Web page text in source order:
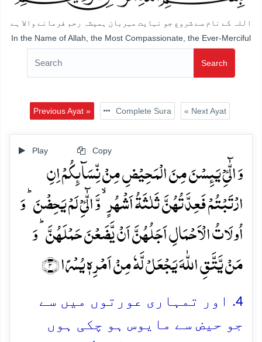
اللہ کے نام سے شروع جو نہایت مہربان ہمیشہ رحم فرمانے والا ہے
In the Name of Allah, the Most Compassionate, the Ever-Merciful
Search
Previous Ayat » Complete Sura « Next Ayat
Play Copy
وَ الّٰٓیِٴۡ یَئِسۡنَ مِنَ الۡمَحِیۡضِ مِنۡ نِّسَآئِکُمۡ اِنِ
ارۡتَبۡتُمۡ فَعِدَّتُہُنَّ ثَلٰثَۃُ اَشۡہُرٍ ۙ وَّ الّٰٓیِٴۡ لَمۡ یَحِضۡنَ ؕ وَ
اُولَاتُ الۡاَحۡمَالِ اَجَلُہُنَّ اَنۡ یَّضَعۡنَ حَمۡلَہُنَّ ؕ وَ
مَنۡ یَّتَّقِ اللّٰہَ یَجۡعَلۡ لَّہٗ مِنۡ اَمۡرِہٖ یُسۡرًا ﴿۴﴾
4. اور تمہاری عورتوں میں سے
جو حیض سے مایوس ہو چکی ہوں